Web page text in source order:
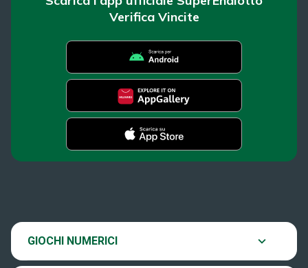
Verifica Vincite
GIOCHI NUMERICI
SuperEnalotto
EuroJackpot
Scopri il gioco